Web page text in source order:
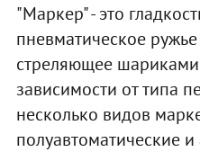
"Маркер" - это
пневматическое
стреляющее шариками
зависимости от типа
несколько видов
полуавтоматические